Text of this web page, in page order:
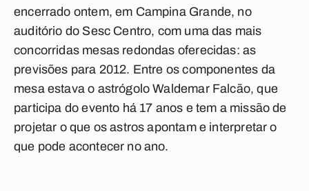
encerrado ontem, em Campina Grande, no
auditório do Sesc Centro, com uma das mais
concorridas mesas redondas oferecidas: as
previsões para 2012. Entre os componentes da
mesa estava o astrógolo Waldemar Falcão, que
participa do evento há 17 anos e tem a missão de
projetar o que os astros apontam e interpretar o
que pode acontecer no ano.